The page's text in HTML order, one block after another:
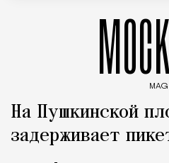
MAG
На Пушкинской
задерживает